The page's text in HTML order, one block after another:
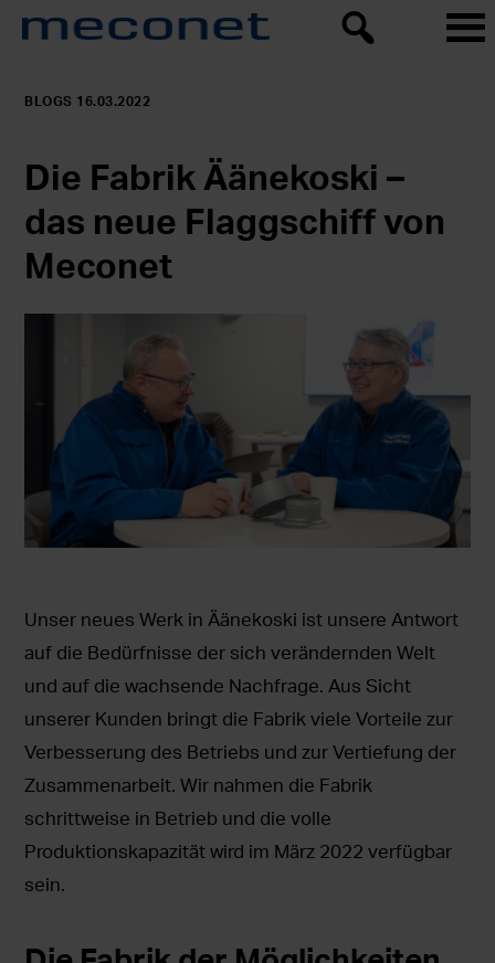
BLOGS 16.03.2022
Die Fabrik Äänekoski –
das neue Flaggschiff von
Meconet
Unser neues Werk in Äänekoski ist unsere Antwort
auf die Bedürfnisse der sich verändernden Welt
und auf die wachsende Nachfrage. Aus Sicht
unserer Kunden bringt die Fabrik viele Vorteile zur
Verbesserung des Betriebs und zur Vertiefung der
Zusammenarbeit. Wir nahmen die Fabrik
schrittweise in Betrieb und die volle
Produktionskapazität wird im März 2022 verfügbar
sein.